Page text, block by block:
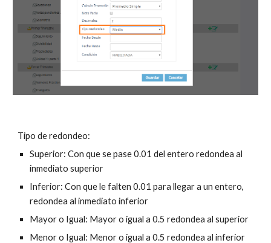
Tipo de redondeo:
Superior: Con que se pase 0.01 del entero redondea al
inmediato superior
Inferior: Con que le falten 0.01 para llegar a un entero,
redondea al inmediato inferior
Mayor o Igual: Mayor o igual a 0.5 redondea al superior
Menor o Igual: Menor o igual a 0.5 redondea al inferior